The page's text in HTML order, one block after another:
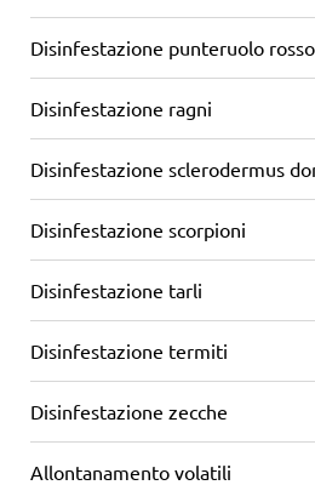
Disinfestazione punteruolo
Disinfestazione ragni
Disinfestazione sclerodermus
Disinfestazione scorpioni
Disinfestazione tarli
Disinfestazione termiti
Disinfestazione zecche
Allontanamento volatili